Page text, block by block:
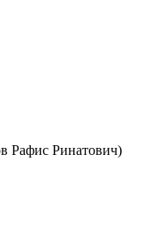
Рафис Ринатович)